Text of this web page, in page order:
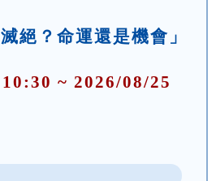
絕？命運還是機會」
~ 2026/08/25